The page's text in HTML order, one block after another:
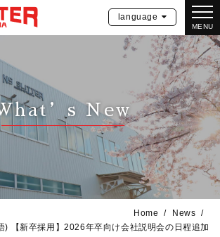
MENU
language
New
Home
News
) 【新卒採用】2026年卒向け会社説明会の日程追加